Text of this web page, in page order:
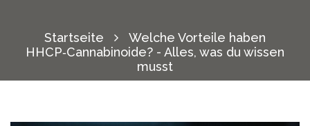
Startseite
Welche Vorteile haben
HHCP‑Cannabinoide? - Alles, was du wissen
musst